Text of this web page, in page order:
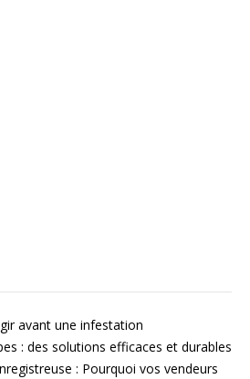
avant une infestation
: des solutions efficaces et durables
: Pourquoi vos vendeurs